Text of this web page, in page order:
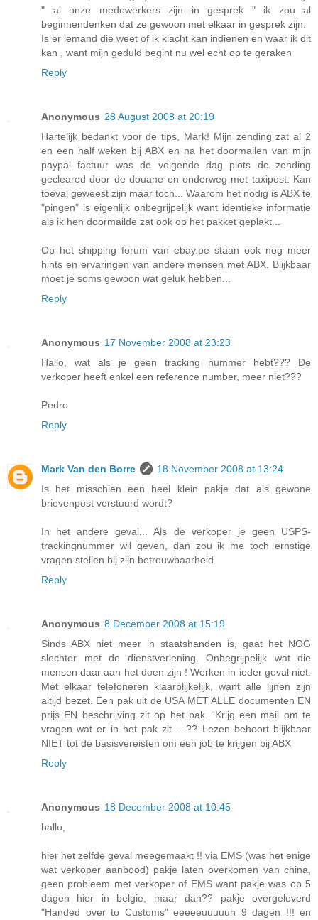
" al onze medewerkers zijn in gesprek " ik zou al
beginnendenken dat ze gewoon met elkaar in gesprek zijn.
Is er iemand die weet of ik klacht kan indienen en waar ik dit
kan , want mijn geduld begint nu wel echt op te geraken
Reply
Anonymous 28 August 2008 at 20:19
Hartelijk bedankt voor de tips, Mark! Mijn zending zat al 2
en een half weken bij ABX en na het doormailen van mijn
paypal factuur was de volgende dag plots de zending
gecleared door de douane en onderweg met taxipost. Kan
toeval geweest zijn maar toch... Waarom het nodig is ABX te
"pingen" is eigenlijk onbegrijpelijk want identieke informatie
als ik hen doormailde zat ook op het pakket geplakt...
Op het shipping forum van ebay.be staan ook nog meer
hints en ervaringen van andere mensen met ABX. Blijkbaar
moet je soms gewoon wat geluk hebben...
Reply
Anonymous 17 November 2008 at 23:23
Hallo, wat als je geen tracking nummer hebt??? De
verkoper heeft enkel een reference number, meer niet???
Pedro
Reply
Mark Van den Borre
18 November 2008 at 13:24
Is het misschien een heel klein pakje dat als gewone
brievenpost verstuurd wordt?
In het andere geval... Als de verkoper je geen USPS-
trackingnummer wil geven, dan zou ik me toch ernstige
vragen stellen bij zijn betrouwbaarheid.
Reply
Anonymous 8 December 2008 at 15:19
Sinds ABX niet meer in staatshanden is, gaat het NOG
slechter met de dienstverlening. Onbegrijpelijk wat die
mensen daar aan het doen zijn ! Werken in ieder geval niet.
Met elkaar telefoneren klaarblijkelijk, want alle lijnen zijn
altijd bezet. Een pak uit de USA MET ALLE documenten EN
prijs EN beschrijving zit op het pak. 'Krijg een mail om te
vragen wat er in het pak zit.....?? Lezen behoort blijkbaar
NIET tot de basisvereisten om een job te krijgen bij ABX
Reply
Anonymous 18 December 2008 at 10:45
hallo,
hier het zelfde geval meegemaakt !! via EMS (was het enige
wat verkoper aanbood) pakje laten overkomen van china,
geen probleem met verkoper of EMS want pakje was op 5
dagen hier in belgie, maar dan?? pakje overgeleverd
"Handed over to Customs" eeeeeuuuuuh 9 dagen !!! en